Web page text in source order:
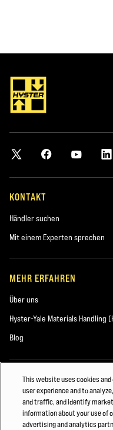
KONTAKT
Händler suchen
Mit einem Experten sprechen
MEHR ERFAHREN
Über uns
Hyster-Yale Materials Handling
Blog
STELLENANGEBOTE
Stellenangebote
This website uses cookies
user experience and to
and traffic, and identify
information about your use of
advertising and analytics